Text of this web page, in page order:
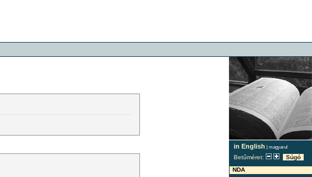
in English | magyarul
Betűméret:
Súgó
NDA